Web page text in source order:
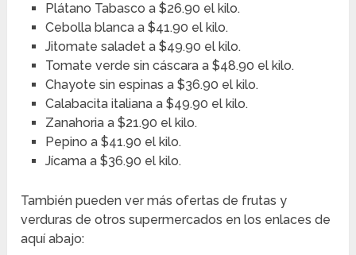
Plátano Tabasco a $26.90 el kilo.
Cebolla blanca a $41.90 el kilo.
Jitomate saladet a $49.90 el kilo.
Tomate verde sin cáscara a $48.90 el kilo.
Chayote sin espinas a $36.90 el kilo.
Calabacita italiana a $49.90 el kilo.
Zanahoria a $21.90 el kilo.
Pepino a $41.90 el kilo.
Jícama a $36.90 el kilo.
También pueden ver más ofertas de frutas y
verduras de otros supermercados en los enlaces de
aquí abajo: